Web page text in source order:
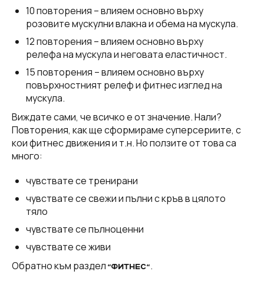
10 повторения – влияем основно върху
розовите мускулни влакна и обема на мускула.
12 повторения – влияем основно върху
релефа на мускула и неговата еластичност.
15 повторения – влияем основно върху
повърхностният релеф и фитнес изглед на
мускула.
Виждате сами, че всичко е от значение. Нали?
Повторения, как ще сформираме суперсериите, с
кои фитнес движения и т.н. Но ползите от това са
много:
чувствате се тренирани
чувствате се свежи и пълни с кръв в цялото
тяло
чувствате се пълноценни
чувствате се живи
Обратно към раздел “ФИТНЕС“.